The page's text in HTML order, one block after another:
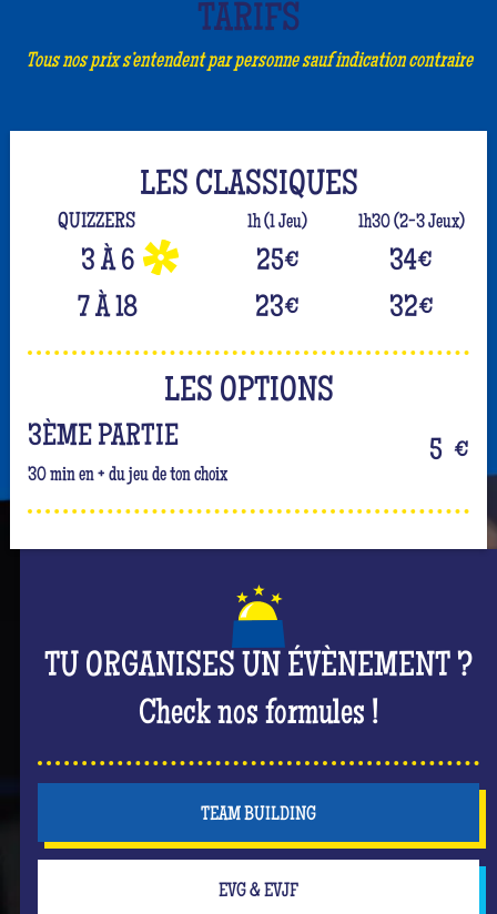
TARIFS
Tous nos prix s’entendent par personne sauf indication contraire
LES CLASSIQUES
QUIZZERS 1h (1 Jeu) 1h30 (2-3 Jeux)
3 À 6 25€ 34€
7 À 18
23€ 32€
LES OPTIONS
3ÈME PARTIE
30 min en + du jeu de ton choix
5 €
TU ORGANISES UN ÉVÈNEMENT ?
Check nos formules !
TEAM BUILDING
EVG & EVJF